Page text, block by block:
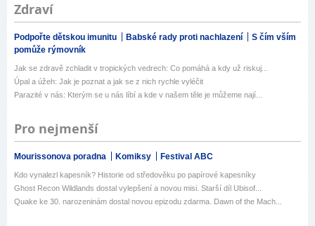
Zdraví
Podpořte dětskou imunitu Babské rady proti nachlazení
S čím vším
pomůže rýmovník
Jak se zdravě zchladit v tropických vedrech: Co pomáhá a kdy už riskuj...
Úpal a úžeh: Jak je poznat a jak se z nich rychle vyléčit
Parazité v nás: Kterým se u nás líbí a kde v našem těle je můžeme nají...
Pro nejmenší
Mourissonova poradna Komiksy Festival ABC
Kdo vynalezl kapesník? Historie od středověku po papírové kapesníky
Ghost Recon Wildlands dostal vylepšení a novou misi. Starší díl Ubisof...
Quake ke 30. narozeninám dostal novou epizodu zdarma. Dawn of the Mach...